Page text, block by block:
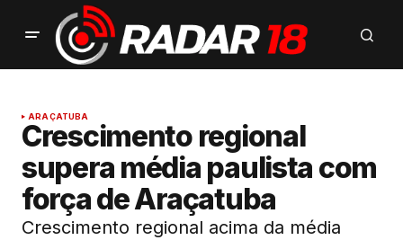
ARAÇATUBA
Crescimento regional
supera média paulista com
força de Araçatuba
Crescimento regional acima da média